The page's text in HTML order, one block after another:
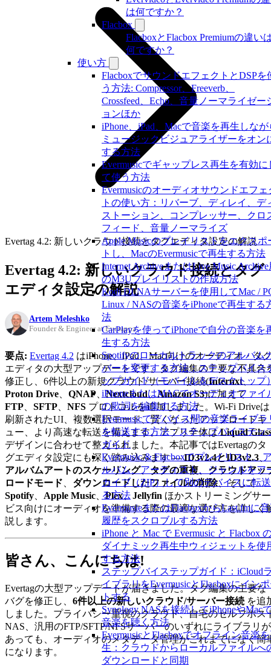
は何ですか？
Flacbox
FlacboxとFlacbox Premiumの違い
何ですか？
使い方
FlacboxでサウンドエフェクトとDSPを
う方法: Compressor、Freeverb、
Crossfeed、Echo、音量ノーマライゼー
ョンほか
iPhone、iPad、Macで音楽を再生しなが
ミュージックビジュアライザーをオン
する方法
Evermusicでギャップレス再生を有効に
て使う方法
Evermusicのオーディオサウンドエフェ
トの使い方：リバーブ、ディレイ、デ
ストーション、コンプレッサー、クロ
フィード、音量ノーマライズ
Apple Musicのプレイリストをエクスポ
トし、MacのEvermusicで再生する方法
Internet ArchiveまたはLive Music Archive
のM3Uプレイリストの作成方法
Kodi DLNAサーバーを使用してMac /
Linux / NASの音楽をiPhoneで再生する
法
CarPlayを使ってiPhoneで自分の音楽を
生する方法
Spotifyのローカルトラックのアルバム
バーを変更する方法：ステップバイス
ップガイド（モバイル＆デスクトップ
iPhoneまたはMACでオーディオファイ
の歌詞を編集する方法
Evermusicでデバイス間の音楽ライブラ
を転送する方法：ステップバイステッ
ガイド
Evermusic & Flacboxでプレイリスト、
ルバム、アーティスト、ジャンルをア
カイブ（ZIP）して別のデバイスに転
る方法
EvermusieまたはFlacboxからLast.fmに
履歴をスクロブルする方法
iPhone と Mac で Evermusic と Flacbox
ダイナミック再生中ウィジェットを使
する方法
ステップバイステップガイド：iCloud
イブラリをEvermusicとFlacboxにイン
トする
Synology NASを接続してiPhoneやMac
音楽を聴く方法
EvermusicとFlacboxでオフライン音楽
生：クラウドからローカルファイルへ
ダウンロードと同期
Evertag 4.2: 新しいクラウド接続とタグエディタ設定の解説
Evertag 4.2: 新しいクラウド接続とタグ
エディタ設定の解説
Artem Meleshko
Founder & Engineer at Everappz
要点: Evertag 4.2 はiPhone、iPad、Mac向けのオーディオ・タ
エディタの大型アップデートです。タグ編集の主要な不具合
修正し、6件以上の新規クラウド/サーバー接続(Internxt、
Proton Drive
QNAP 、Nextcloud、Amazon S3)に加えて
FTP
SFTP NFS プロトコルを追加しました。Wi-Fi Driveは
刷新されたUI、複数選択モード、賢くなったアップロードキ
ュー、より高速な転送を備えます。アプリ全体はLiquid
デザインに合わせて整えられました。本記事ではEvertagのタ
グエディタ設定にも深く踏み込みます —ID3v2.4とID3v2.3 、
アルバムアートのスケーリング、タグの重複、 クラウドアッ
ロードモード
ダウンロードしたファイルの削除、そして
Spotify
Apple Music 、Plex、Jellyfin ほかストリーミングサー
ビス向けにオーディオを準備する際の最適な選び方を詳しく
説します。
皆さん、こんにちは!
Evertagの大型アップデートが届きました。タグ編集の主要な
バグを修正し、 6件以上の新しいクラウド/サーバー接続 を追
しました。プライバシー重視のクラウド、自宅のセルフホス
NAS、汎用のFTP/SFTP/NFSサーバーのいずれにライブラリが
あっても、オーディオのメタデータ管理がこれまでになく簡
になります。